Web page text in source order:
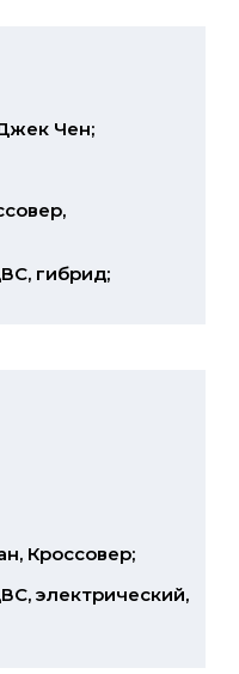
Чен;
гибрид;
Кроссовер;
электрический,